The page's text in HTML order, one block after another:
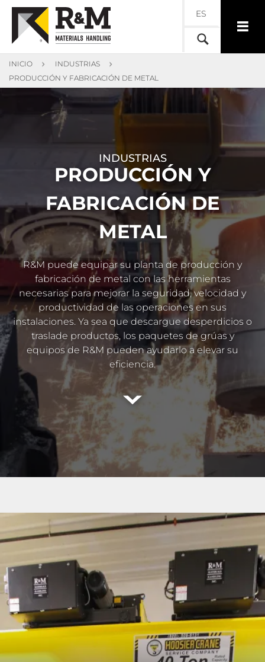
ES
INICIO
INDUSTRIAS
PRODUCCIÓN Y FABRICACIÓN DE METAL
INDUSTRIAS
PRODUCCIÓN Y
FABRICACIÓN DE
METAL
R&M puede equipar su planta de producción y
fabricación de metal con las herramientas
necesarias para mejorar la seguridad, velocidad y
productividad de las operaciones en sus
instalaciones. Ya sea que descargue desperdicios o
traslade productos, los paquetes de grúas y
equipos de R&M pueden ayudarlo a elevar su
eficiencia.
más